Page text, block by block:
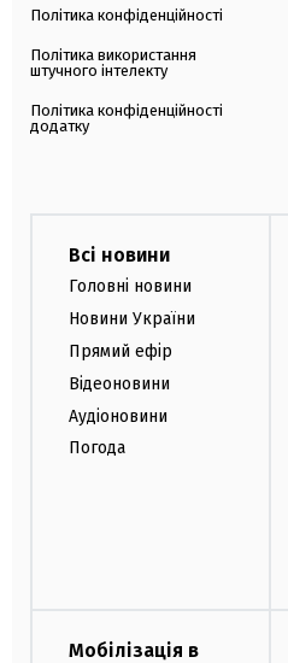
Політика конфіденційності
Політика використання
штучного інтелекту
Політика конфіденційності
додатку
Всі новини
Головні новини
Новини України
Прямий ефір
Відеоновини
Аудіоновини
Погода
Мобілізація в